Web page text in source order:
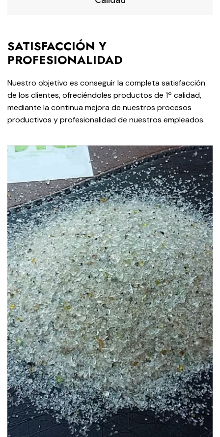
SATISFACCIÓN Y
PROFESIONALIDAD
Nuestro objetivo es conseguir la completa satisfacción
de los clientes, ofreciéndoles productos de 1º calidad,
mediante la continua mejora de nuestros procesos
productivos y profesionalidad de nuestros empleados.